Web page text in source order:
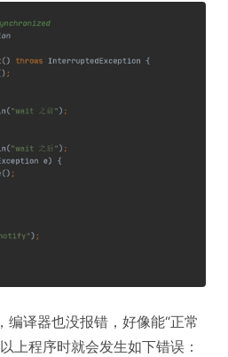
编译器也没报错，好像能“正常
上程序时就会发生如下错误：